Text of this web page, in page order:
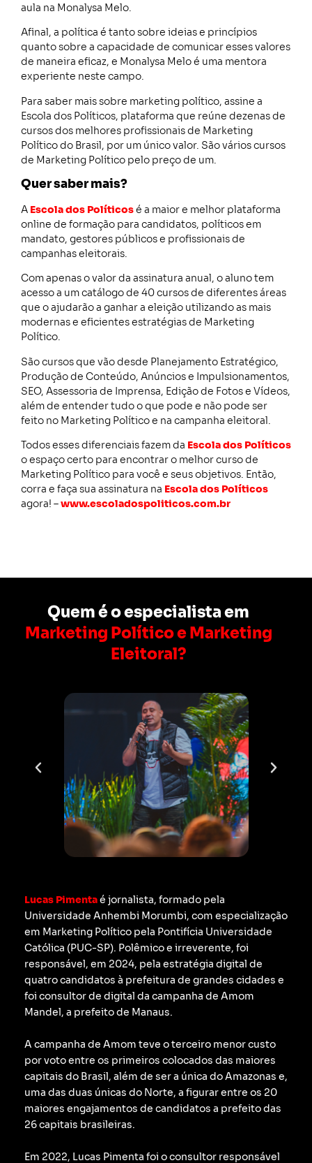
aula na Monalysa Melo.
Afinal, a política é tanto sobre ideias e princípios
quanto sobre a capacidade de comunicar esses valores
de maneira eficaz, e Monalysa Melo é uma mentora
experiente neste campo.
Para saber mais sobre marketing político, assine a
Escola dos Políticos, plataforma que reúne dezenas de
cursos dos melhores profissionais de Marketing
Político do Brasil, por um único valor. São vários cursos
de Marketing Político pelo preço de um.
Quer saber mais?
A Escola dos Políticosé a maior e melhor plataforma
online de formação para candidatos, políticos em
mandato, gestores públicos e profissionais de
campanhas eleitorais.
Com apenas o valor da assinatura anual, o aluno tem
acesso a um catálogo de 40 cursos de diferentes áreas
que o ajudarão a ganhar a eleição utilizando as mais
modernas e eficientes estratégias de Marketing
Político.
São cursos que vão desde Planejamento Estratégico,
Produção de Conteúdo, Anúncios e Impulsionamentos,
SEO, Assessoria de Imprensa, Edição de Fotos e Vídeos,
além de entender tudo o que pode e não pode ser
feito no Marketing Político e na campanha eleitoral.
Todos esses diferenciais fazem da Escola dos Políticos
o espaço certo para encontrar o melhor curso de
Marketing Político para você e seus objetivos. Então,
corra e faça sua assinatura na Escola dos Políticos
agora! –www.escoladospoliticos.com.br
Quem é o especialista em
Marketing Político e Marketing
Eleitoral?
Lucas Pimentaé jornalista, formado pela
Universidade Anhembi Morumbi, com especialização
em Marketing Político pela Pontifícia Universidade
Católica (PUC-SP). Polêmico e irreverente, foi
responsável, em 2024, pela estratégia digital de
quatro candidatos à prefeitura de grandes cidades e
foi consultor de digital da campanha de Amom
Mandel, a prefeito de Manaus.
A campanha de Amom teve o terceiro menor custo
por voto entre os primeiros colocados das maiores
capitais do Brasil, além de ser a única do Amazonas e,
uma das duas únicas do Norte, a figurar entre os 20
maiores engajamentos de candidatos a prefeito das
26 capitais brasileiras.
Em 2022, Lucas Pimenta foi o consultor responsável